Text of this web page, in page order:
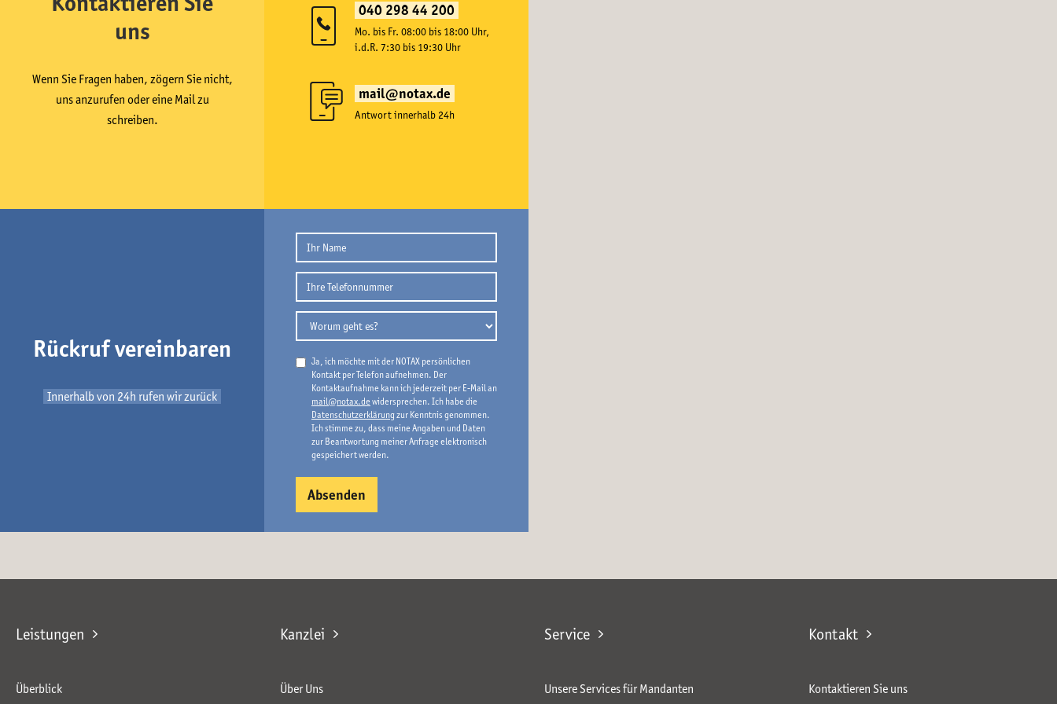
uns
Wenn Sie Fragen haben, zögern Sie nicht,
uns anzurufen oder eine Mail zu
schreiben.
040 298 44 200
Mo. bis Fr. 08:00 bis 18:00 Uhr,
i.d.R. 7:30 bis 19:30 Uhr
mail@notax.de
Antwort innerhalb 24h
Rückruf vereinbaren
Innerhalb von 24h rufen wir zurück
Ja, ich möchte mit der NOTAX persönlichen
Kontakt per Telefon aufnehmen. Der
Kontaktaufnahme kann ich jederzeit per E-Mail an
mail@notax.de widersprechen. Ich habe die
Datenschutzerklärungzur Kenntnis genommen.
Ich stimme zu, dass meine Angaben und Daten
zur Beantwortung meiner Anfrage elektronisch
gespeichert werden.
Leistungen
Überblick
Kanzlei
Über Uns
Service
Unsere Services für Mandanten
Kontakt
Kontaktieren Sie uns